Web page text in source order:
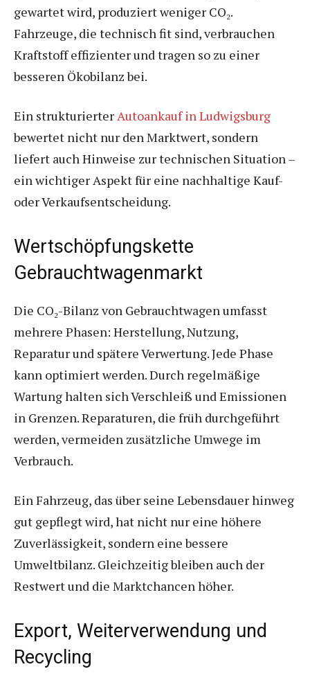
gewartet wird, produziert weniger CO₂.
Fahrzeuge, die technisch fit sind, verbrauchen
Kraftstoff effizienter und tragen so zu einer
besseren Ökobilanz bei.
Ein strukturierterAutoankauf in Ludwigsburg
bewertet nicht nur den Marktwert, sondern
liefert auch Hinweise zur technischen Situation –
ein wichtiger Aspekt für eine nachhaltige Kauf-
oder Verkaufsentscheidung.
Wertschöpfungskette
Gebrauchtwagenmarkt
Die CO₂-Bilanz von Gebrauchtwagen umfasst
mehrere Phasen: Herstellung, Nutzung,
Reparatur und spätere Verwertung. Jede Phase
kann optimiert werden. Durch regelmäßige
Wartung halten sich Verschleiß und Emissionen
in Grenzen. Reparaturen, die früh durchgeführt
werden, vermeiden zusätzliche Umwege im
Verbrauch.
Ein Fahrzeug, das über seine Lebensdauer hinweg
gut gepflegt wird, hat nicht nur eine höhere
Zuverlässigkeit, sondern eine bessere
Umweltbilanz. Gleichzeitig bleiben auch der
Restwert und die Marktchancen höher.
Export, Weiterverwendung und
Recycling